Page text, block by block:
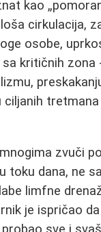
kao
cirkulacija,
osobe,
sa kritičnih zona
ciljanih
zvuči
toku dana, ne
limfne
je ispričao